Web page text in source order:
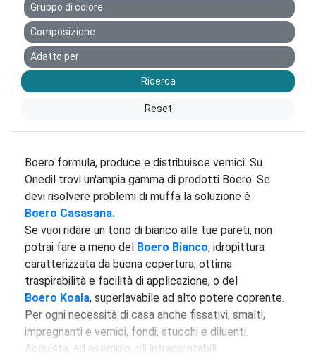
Gruppo di colore
Composizione
Adatto per
Ricerca
Reset
Boero formula, produce e distribuisce vernici. Su
Onedil trovi un'ampia gamma di prodotti Boero. Se
devi risolvere problemi di muffa la soluzione è
Boero Casasana.
Se vuoi ridare un tono di bianco alle tue pareti, non
potrai fare a meno del Boero Bianco, idropittura
caratterizzata da buona copertura, ottima
traspirabilità e facilità di applicazione, o del
Boero Koala, superlavabile ad alto potere coprente.
Per ogni necessità di casa anche fissativi, smalti,
impregnanti e vernici, fondi, stucchi e diluenti.
Acquista, ad esempio, gli intramontabili